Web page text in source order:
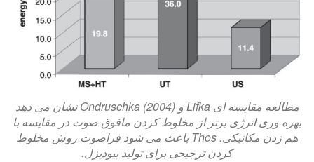
مطالعه مقایسه ای Lifka و Ondruschka (2004) نشان می دهد
بهره وری انرژی برتر از مخلوط کردن مافوق صوت در مقایسه با
هم زدن مکانیکی. Thos باعث می شود فراصوت روش مخلوط
کردن ترجیحی برای تولید بیودیزل.